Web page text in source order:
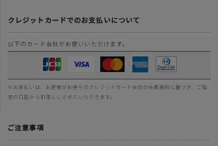
クレジットカードでのお支払いについて
以下のカード会社がお使いいただけます。
※お支払いは、お客様がお持ちのクレジットカード会社の会員規約に基づき、ご指
定の口座から引落としさせていただきます。
ご注意事項